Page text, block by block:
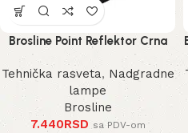
Brosline Point Reflektor Crna
80 mm 170 mm 2288 mm
Tehnička rasveta, Nadgradne
lampe
Brosline
7.440RSD sa PDV-om